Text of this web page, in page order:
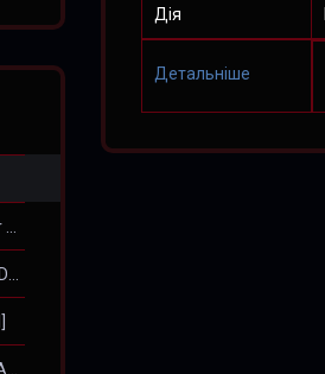
Дія
Детальніше